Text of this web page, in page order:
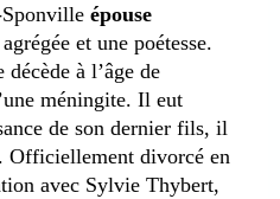
épouse
et une poétesse.
à l’âge de
méningite. Il eut
de son dernier fils, il
Officiellement divorcé en
avec Sylvie Thybert,